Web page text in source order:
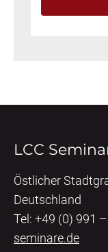
LCC
Östlicher
Deutschland
Tel: +49 (0) 991
seminare.de